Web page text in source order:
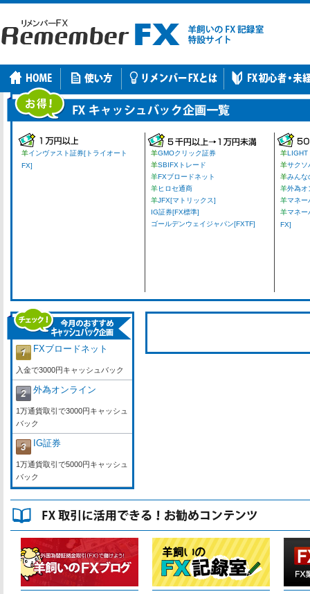
羊インヴァスト証券[トライオート
FX]
羊GMOクリック証券
羊SBIFXトレード
羊FXブロードネット
羊ヒロセ通商
羊JFX[マトリックス]
IG証券[FX標準]
ゴールデンウェイジャパン[FXTF]
羊LIGHT
羊サクソ
羊みんな
羊外為オ
羊マネー
羊マネー
FX]
FXブロードネット
入金で3000円キャッシュバック
外為オンライン
1万通貨取引で3000円キャッシュ
バック
IG証券
1万通貨取引で5000円キャッシュ
バック